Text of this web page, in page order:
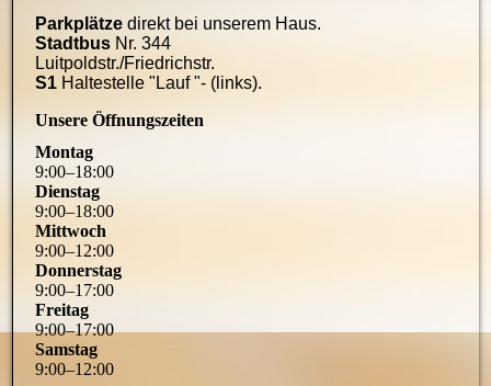
Parkplätze direkt bei unserem Haus.
Stadtbus Nr. 344
Luitpoldstr./Friedrichstr.
S1 Haltestelle "Lauf "- (links).
Unsere Öffnungszeiten
Montag
9:00–18:00
Dienstag
9:00–18:00
Mittwoch
9:00–12:00
Donnerstag
9:00–17:00
Freitag
9:00–17:00
Samstag
9:00–12:00